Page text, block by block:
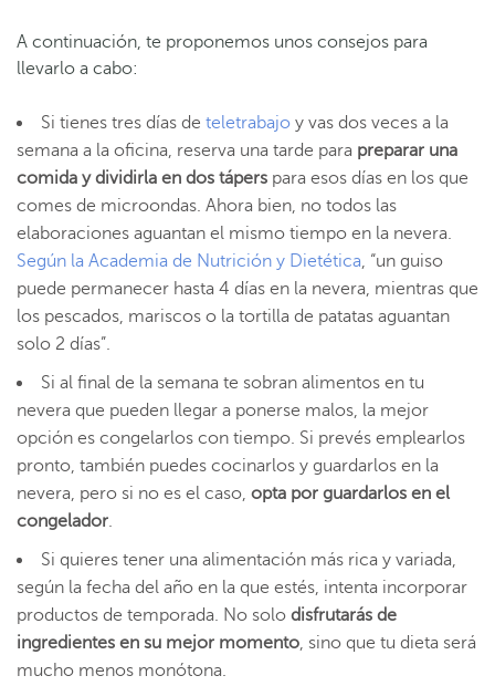
A continuación, te proponemos unos consejos para
llevarlo a cabo:
Si tienes tres días de teletrabajo y vas dos veces a la
semana a la oficina, reserva una tarde para preparar una
comida y dividirla en dos tápers para esos días en los que
comes de microondas. Ahora bien, no todos las
elaboraciones aguantan el mismo tiempo en la nevera.
Según la Academia de Nutrición y Dietética, “un guiso
puede permanecer hasta 4 días en la nevera, mientras que
los pescados, mariscos o la tortilla de patatas aguantan
solo 2 días”.
Si al final de la semana te sobran alimentos en tu
nevera que pueden llegar a ponerse malos, la mejor
opción es congelarlos con tiempo. Si prevés emplearlos
pronto, también puedes cocinarlos y guardarlos en la
nevera, pero si no es el caso, opta por guardarlos en el
congelador.
Si quieres tener una alimentación más rica y variada,
según la fecha del año en la que estés, intenta incorporar
productos de temporada. No solo disfrutarás de
ingredientes en su mejor momento, sino que tu dieta será
mucho menos monótona.